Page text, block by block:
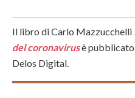
Il libro di Carlo Mazzucchelli
del coronavirusè pubblicato
Delos Digital.